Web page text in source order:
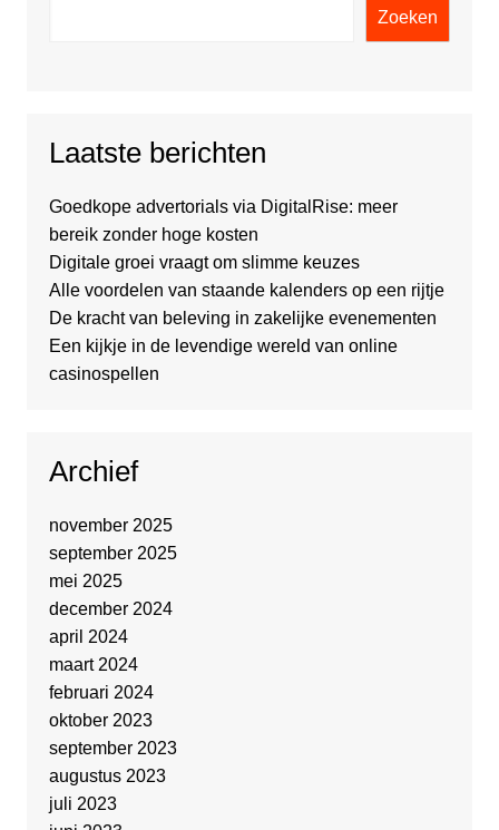
Zoeken
Laatste berichten
Goedkope advertorials via DigitalRise: meer
bereik zonder hoge kosten
Digitale groei vraagt om slimme keuzes
Alle voordelen van staande kalenders op een rijtje
De kracht van beleving in zakelijke evenementen
Een kijkje in de levendige wereld van online
casinospellen
Archief
november 2025
september 2025
mei 2025
december 2024
april 2024
maart 2024
februari 2024
oktober 2023
september 2023
augustus 2023
juli 2023